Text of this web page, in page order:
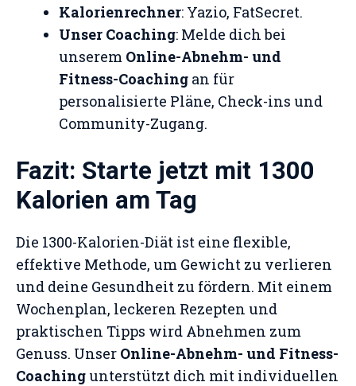
Kalorienrechner: Yazio, FatSecret.
Unser Coaching: Melde dich bei
unserem Online-Abnehm- und
Fitness-Coaching an für
personalisierte Pläne, Check-ins und
Community-Zugang.
Fazit: Starte jetzt mit 1300
Kalorien am Tag
Die 1300-Kalorien-Diät ist eine flexible,
effektive Methode, um Gewicht zu verlieren
und deine Gesundheit zu fördern. Mit einem
Wochenplan, leckeren Rezepten und
praktischen Tipps wird Abnehmen zum
Genuss. Unser Online-Abnehm- und Fitness-
Coachingunterstützt dich mit individuellen